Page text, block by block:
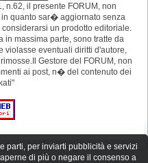
n.62, il presente FORUM, non
quanto sar� aggiornato senza
un prodotto editoriale.
in massima parte, sono tratte da
violasse eventuali diritti d'autore,
Gestore del FORUM, non
ai post, n� del contenuto dei
parti, per inviarti pubblicità e servizi
di più o negare il consenso a